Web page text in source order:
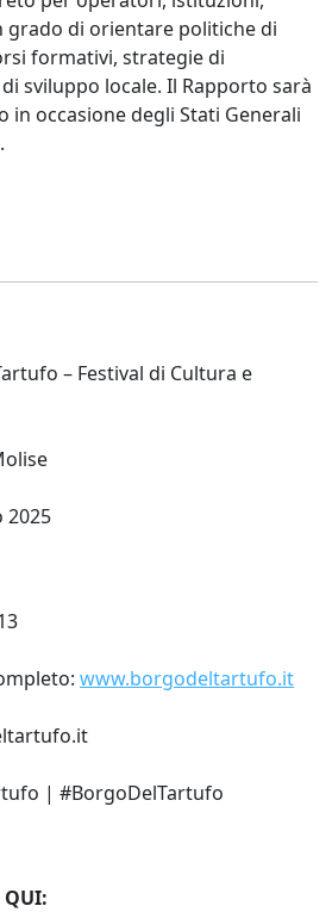
grado di orientare politiche di
formativi, strategie di
sviluppo locale. Il Rapporto sarà
in occasione degli Stati Generali
– Festival di Cultura e
2025
www.borgodeltartufo.it
| #BorgoDelTartufo
QUI: